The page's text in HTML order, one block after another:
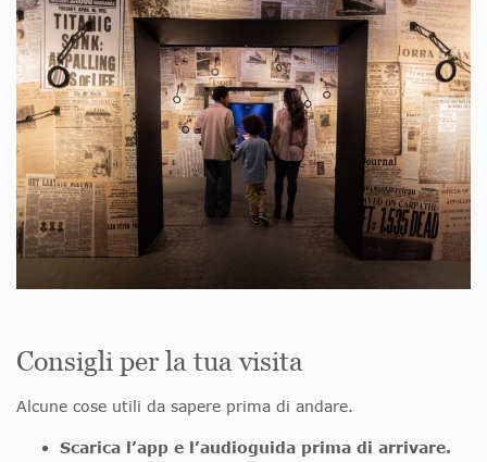
Consigli per la tua visita
Alcune cose utili da sapere prima di andare.
Scarica l’app e l’audioguida prima di arrivare.